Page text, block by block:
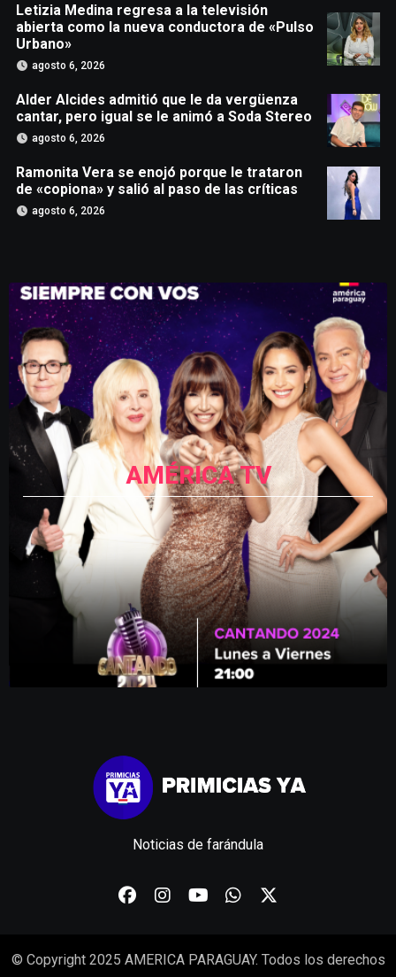
Letizia Medina regresa a la televisión
abierta como la nueva conductora de «Pulso
Urbano»
agosto 6, 2026
Alder Alcides admitió que le da vergüenza
cantar, pero igual se le animó a Soda Stereo
agosto 6, 2026
Ramonita Vera se enojó porque le trataron
de «copiona» y salió al paso de las críticas
agosto 6, 2026
AMÉRICA TV
Noticias de farándula
© Copyright 2025 AMERICA PARAGUAY. Todos los derechos